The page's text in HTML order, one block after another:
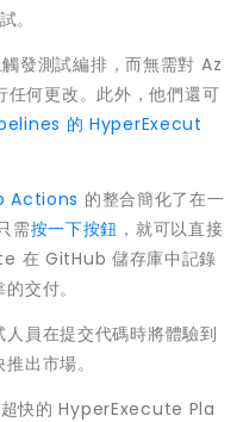
。
發測試編排，而無需對 Az
何更改。此外，他們還可
的 HyperExecut
Actions 的整合簡化了在一
需按一下按鈕 ，就可以直接
在 GitHub 儲存庫中記錄
交付。
員在提交代碼時將體驗到
出市場。
快的 HyperExecute Pla